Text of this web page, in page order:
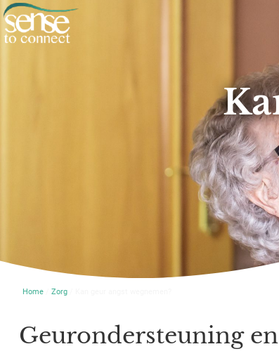
Home Zorg
Geurondersteuning